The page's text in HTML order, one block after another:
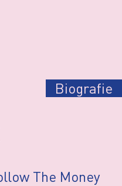
Biografie
The Money